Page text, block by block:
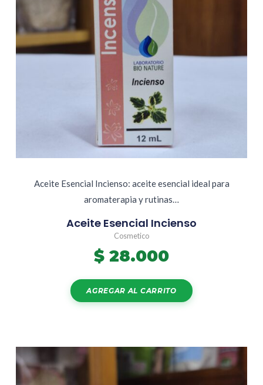
Aceite Esencial Incienso: aceite esencial ideal para
aromaterapia y rutinas…
Aceite Esencial Incienso
Cosmetico
$ 28.000
AGREGAR AL CARRITO